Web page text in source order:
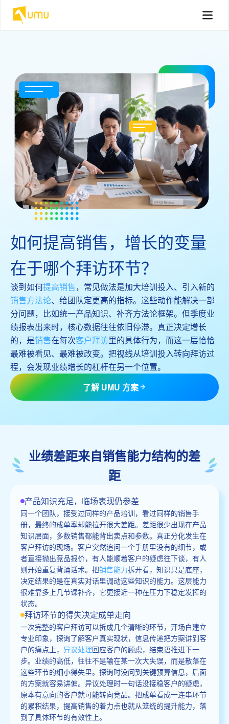
如何提高销售，增长的变量
在于哪个拜访环节？
谈到如何提高销售，常见做法是加大培训投入、引入新的
销售方法论、给团队定更高的指标。这些动作能解决一部
分问题，比如统一产品知识、补齐方法论框架。但季度业
绩报表出来时，核心数据往往依旧停滞。真正决定增长
的，是销售在每次客户拜访里的具体行为，而这一层恰恰
最难被看见、最难被改变。把视线从培训投入转向拜访过
程，会发现业绩增长的杠杆在另一个位置。
了解 UMU 方案
业绩差距来自销售能力结构的差
距
产品知识充足，临场表现仍参差
同一个团队，接受过同样的产品培训，看过同样的销售手
册，最终的成单率却能拉开很大差距。差距很少出现在产品
知识层面，多数销售都能背出卖点和参数。真正分化发生在
客户拜访的现场。客户突然追问一个手册里没有的细节，或
者直接抛出竞品报价，有人能顺着客户的疑虑往下谈，有人
则开始重复背诵话术。把销售能力拆开看，知识只是底座，
决定结果的是在真实对话里调动这些知识的能力。这层能力
很难靠多上几节课补齐，它更接近一种在压力下稳定发挥的
状态。
拜访环节的得失决定成单走向
一次完整的客户拜访可以拆成几个清晰的环节，开场白建立
专业印象，探询了解客户真实现状，信息传递把方案讲到客
户的痛点上， 异议处理回应客户的顾虑，结束语推进下一
步。业绩的高低，往往不是输在某一次大失误，而是散落在
这些环节的细小得失里。探询时没问到关键预算信息，后面
的方案就容易讲偏。异议处理时一句话没接稳客户的疑虑，
原本有意向的客户就可能转向竞品。把成单看成一连串环节
的累积结果，提高销售的着力点也就从笼统的提升能力，落
到了具体环节的有效性上。